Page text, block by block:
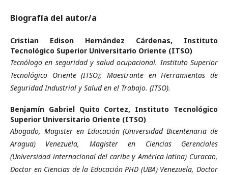
Biografía del autor/a
Cristian Edison Hernández Cárdenas, Instituto
Tecnológico Superior Universitario Oriente (ITSO)
Tecnólogo en seguridad y salud ocupacional. Instituto Superior
Tecnológico Oriente (ITSO); Maestrante en Herramientas de
Seguridad Industrial y Salud en el Trabajo. (ITSO).
Benjamín Gabriel Quito Cortez, Instituto Tecnológico
Superior Universitario Oriente (ITSO)
Abogado, Magister en Educación (Universidad Bicentenaria de
Aragua) Venezuela, Magister en Ciencias Gerenciales
(Universidad internacional del caribe y América latina) Curacao,
Doctor en Ciencias de la Educación PHD (UBA) Venezuela, Doctor